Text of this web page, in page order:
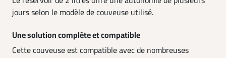
jours selon le modèle de couveuse utilisé.
Une solution complète et compatible
Cette couveuse est compatible avec de nombreuses